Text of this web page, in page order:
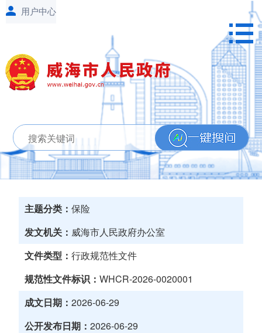
主题分类：保险
发文机关： 威海市人民政府办公室
文件类型：行政规范性文件
规范性文件标识：WHCR-2026-0020001
成文日期：2026-06-29
公开发布日期：2026-06-29